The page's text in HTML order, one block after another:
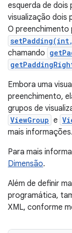
esquerda de dois
visualização dois
O
chamando
Embora uma
preenchimento,
grupos de
ViewGroup e
mais informações.
Para mais
Dimensão.
Além de definir
programática,
XML, conforme